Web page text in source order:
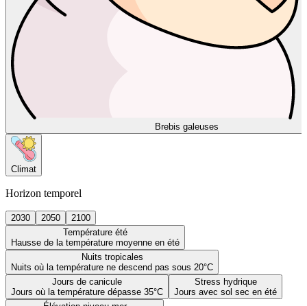
Brebis galeuses
Climat
Horizon temporel
2030 2050
2100
Température été
Hausse de la température moyenne en été
Nuits tropicales
Nuits où la température ne descend pas sous 20°C
Jours de canicule
Jours où la température dépasse 35°C
Stress hydrique
Jours avec sol sec en été